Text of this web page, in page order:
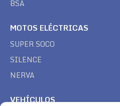
BSA
MOTOS ELÉCTRICAS
SUPER SOCO
SILENCE
NERVA
VEHÍCULOS